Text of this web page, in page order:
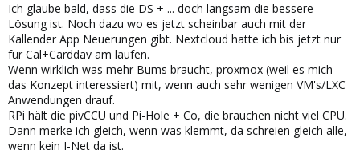
Ich glaube bald, dass die DS + ... doch langsam die bessere
Lösung ist. Noch dazu wo es jetzt scheinbar auch mit der
Kallender App Neuerungen gibt. Nextcloud hatte ich bis jetzt nur
für Cal+Carddav am laufen.
Wenn wirklich was mehr Bums braucht, proxmox (weil es mich
das Konzept interessiert) mit, wenn auch sehr wenigen VM's/LXC
Anwendungen drauf.
RPi hält die pivCCU und Pi-Hole + Co, die brauchen nicht viel CPU.
Dann merke ich gleich, wenn was klemmt, da schreien gleich alle,
wenn kein I-Net da ist.